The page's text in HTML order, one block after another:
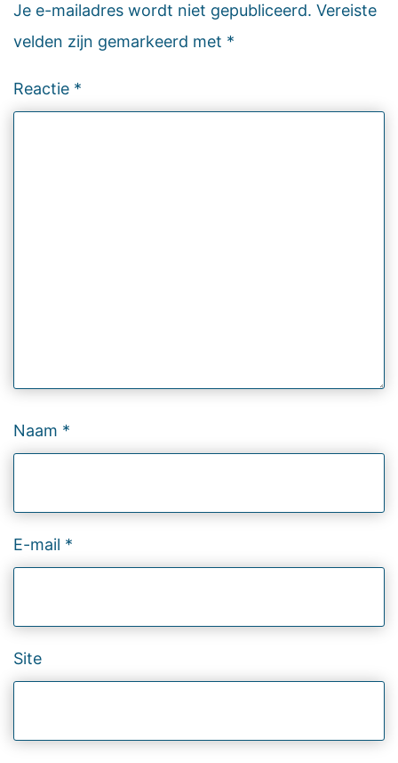
Je e-mailadres wordt niet gepubliceerd. Vereiste
velden zijn gemarkeerd met *
Reactie *
Naam *
E-mail *
Site